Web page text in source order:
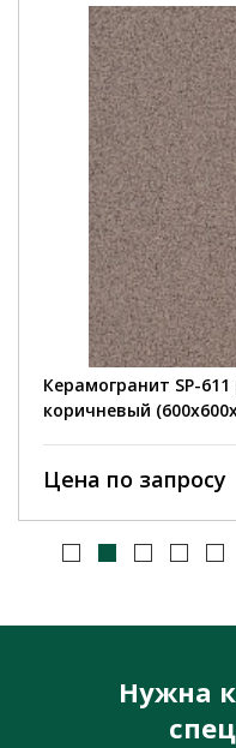
Керамогранит SP-
коричневый
Цена по запросу
Нужна